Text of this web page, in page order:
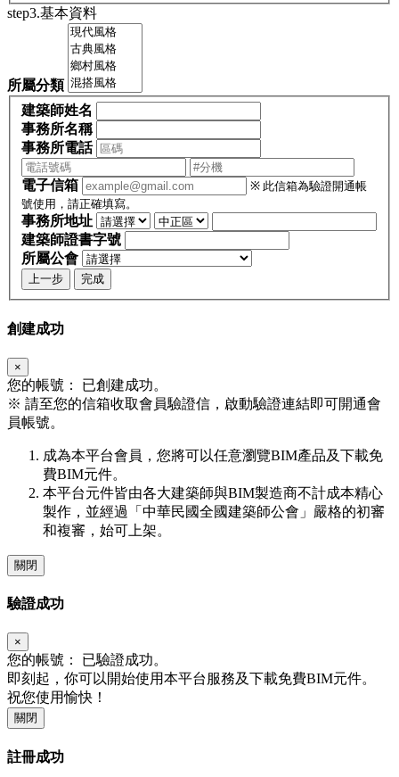
step3.基本資料
所屬分類
建築師姓名
事務所名稱
事務所電話
電子信箱
※ 此信箱為驗證開通帳
號使用，請正確填寫。
事務所地址
建築師證書字號
所屬公會
上一步 完成
創建成功
×
您的帳號：
已創建成功。
※ 請至您的信箱收取會員驗證信，啟動驗證連結即可開通會
員帳號。
成為本平台會員，您將可以任意瀏覽BIM產品及下載免
費BIM元件。
本平台元件皆由各大建築師與BIM製造商不計成本精心
製作，並經過「中華民國全國建築師公會」嚴格的初審
和複審，始可上架。
關閉
驗證成功
×
您的帳號：
已驗證成功。
即刻起，你可以開始使用本平台服務及下載免費BIM元件。
祝您使用愉快！
關閉
註冊成功